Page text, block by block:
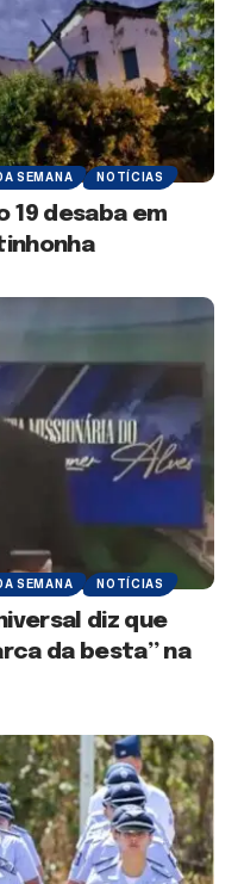
SEMANA NOTÍCIAS
19 desaba em
SEMANA NOTÍCIAS
diz que
da besta” na